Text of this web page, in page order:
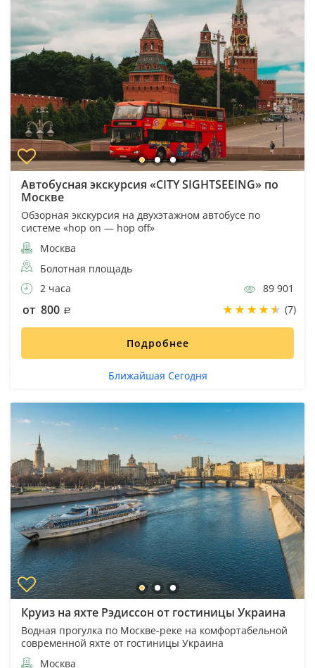
Автобусная экскурсия «CITY SIGHTSEEING» по
Москве
Обзорная экскурсия на двухэтажном автобусе по
системе «hop on — hop off»
Москва
Болотная площадь
2 часа
89 901
от 800 (7)
Подробнее
Ближайшая Сегодня
Круиз на яхте Рэдиссон от гостиницы Украина
Водная прогулка по Москве-реке на комфортабельной
современной яхте от гостиницы Украина
Москва